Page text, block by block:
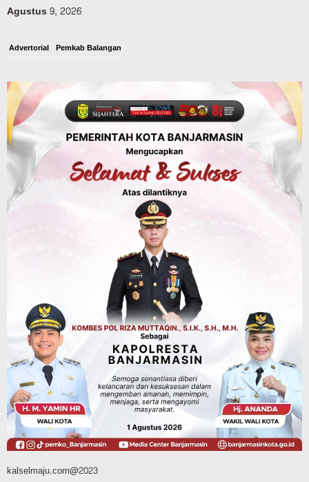
Agustus 9, 2026
Advertorial Pemkab Balangan
Latihan Intensif Paskibraka, Ditempa
TNI-Polri Sambut HUT ke-81 RI
Agustus 9, 2026
Advertorial Pemkab Tanahlaut
Delegasi Kementerian LH Kunjungi
Tanahlaut, Bupati Rahmat Paparkan
Potensi 363 Ribu Hektare Wilayah
Pemkab Tanahlaut
Bupati Rahmat Buka Bupati Cup Basket
2026, Bidik Emas Porprov dan
Rencanakan Pindah Indoor 2027
Agustus 9, 2026
kalselmaju.com@2023